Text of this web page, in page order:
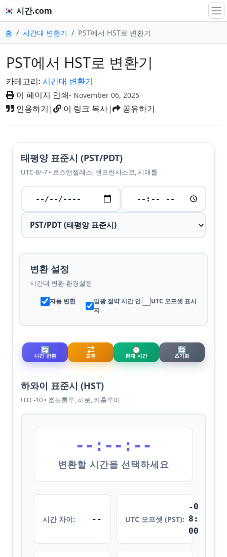
🇰🇷 시간.com
홈 시간대 변환기 PST에서 HST로 변환기
PST에서 HST로 변환기
카테고리: 시간대 변환기
이 페이지 인쇄- November 06, 2025
인용하기 | 이 링크 복사| 공유하기
태평양 표준시 (PST/PDT)
UTC-8/-7 • 로스앤젤레스, 샌프란시스코, 시애틀
변환 설정
시간대 변환 환경설정
자동 변환
일광 절약 시간 인
지
UTC 오프셋 표시
🔄
시간 변환
⇄
교환
⌚
현재 시간
🔄
초기화
하와이 표준시 (HST)
UTC-10 • 호놀룰루, 히로, 카훌루이
--:--:--
변환할 시간을 선택하세요
시간 차이: -- UTC 오프셋 (PST):
-0
8:
00